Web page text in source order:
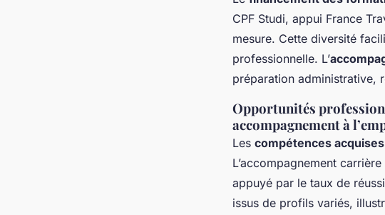
CPF Studi, appui France
mesure. Cette diversité
professionnelle. L’
préparation administrative,
Opportunités
accompagnement à
Les compétences
L’accompagnement
appuyé par le taux de
issus de profils variés,